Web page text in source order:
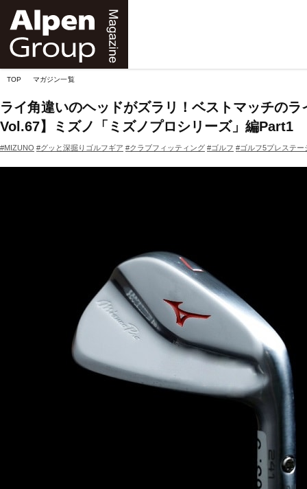
TOP マガジン一覧
ライ角違いのヘッドがズラリ！ベストマッチの
Vol.67】ミズノ「ミズノプロシリーズ」編Part1
#MIZUNO #グッと深掘りゴルフギア #クラブフィッティング #ゴルフ #ゴルフ5プレステー